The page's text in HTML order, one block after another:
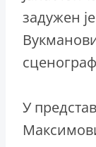
задужен
У